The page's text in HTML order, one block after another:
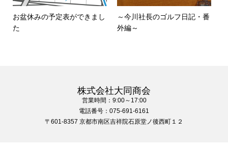
お盆休みの予定表ができまし
た
～今川社長のゴルフ日記・番
外編～
株式会社大同商会
営業時間：9:00～17:00
電話番号：075-691-6161
〒601-8357 京都市南区吉祥院石原堂ノ後西町１２